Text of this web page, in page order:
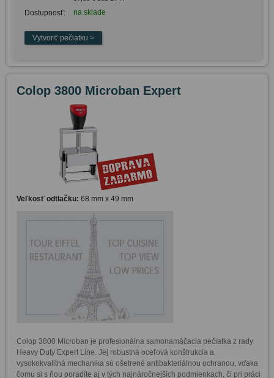
Dostupnosť: na sklade
Colop 3800 Microban Expert
Veľkosť odtlačku: 68 mm x 49 mm
Colop 3800 Microban je profesionálna samonamáčacia pečiatka z rady
Heavy Duty Expert Line. Jej robustná oceľová konštrukcia a
vysokokvalitná mechanika sú ošetrené antibakteriálnou ochranou, vďaka
čomu si s ňou poradíte aj v tých najnáročnejších podmienkach, či pri práci